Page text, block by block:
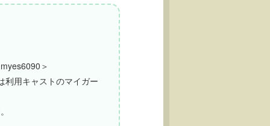
＞
利用キャストのマイガー